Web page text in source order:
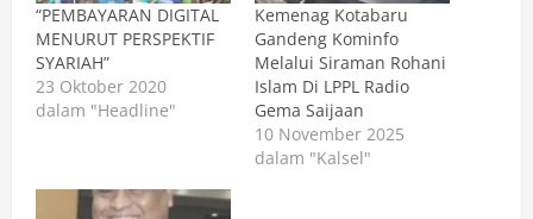
“PEMBAYARAN DIGITAL
MENURUT PERSPEKTIF
SYARIAH”
23 Oktober 2020
dalam "Headline"
Kemenag Kotabaru
Gandeng Kominfo
Melalui Siraman Rohani
Islam Di LPPL Radio
Gema Saijaan
10 November 2025
dalam "Kalsel"